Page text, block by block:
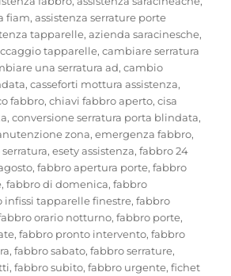
fiam,assistenza serrature porte
tapparelle,azienda saracinesche,
tapparelle,cambiare serratura
una serratura ad,cambio
,casseforti mottura assistenza,
fabbro,chiavi fabbro aperto,cisa
,conversione serratura porta blindata,
zona,emergenza fabbro,
,esety assistenza,fabbro 24
,fabbro apertura porte,fabbro
,fabbro di domenica,fabbro
infissi tapparelle finestre,fabbro
orario notturno,fabbro porte,
,fabbro pronto intervento,fabbro
,fabbro sabato,fabbro serrature,
,fabbro subito,fabbro urgente,fichet